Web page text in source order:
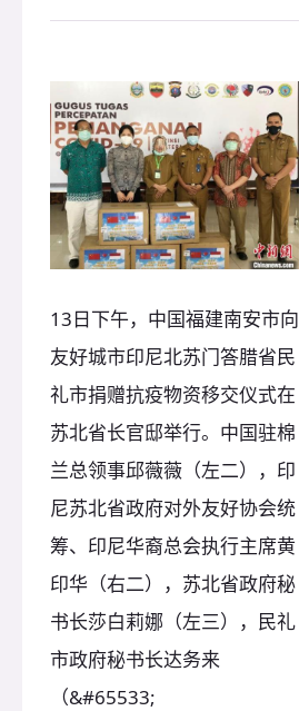
13日下午，中国福建南安市向
友好城市印尼北苏门答腊省民
礼市捐赠抗疫物资移交仪式在
苏北省长官邸举行。中国驻棉
兰总领事邱薇薇（左二），印
尼苏北省政府对外友好协会统
筹、印尼华裔总会执行主席黄
印华（右二），苏北省政府秘
书长莎白莉娜（左三），民礼
市政府秘书长达务来
（&#65533;